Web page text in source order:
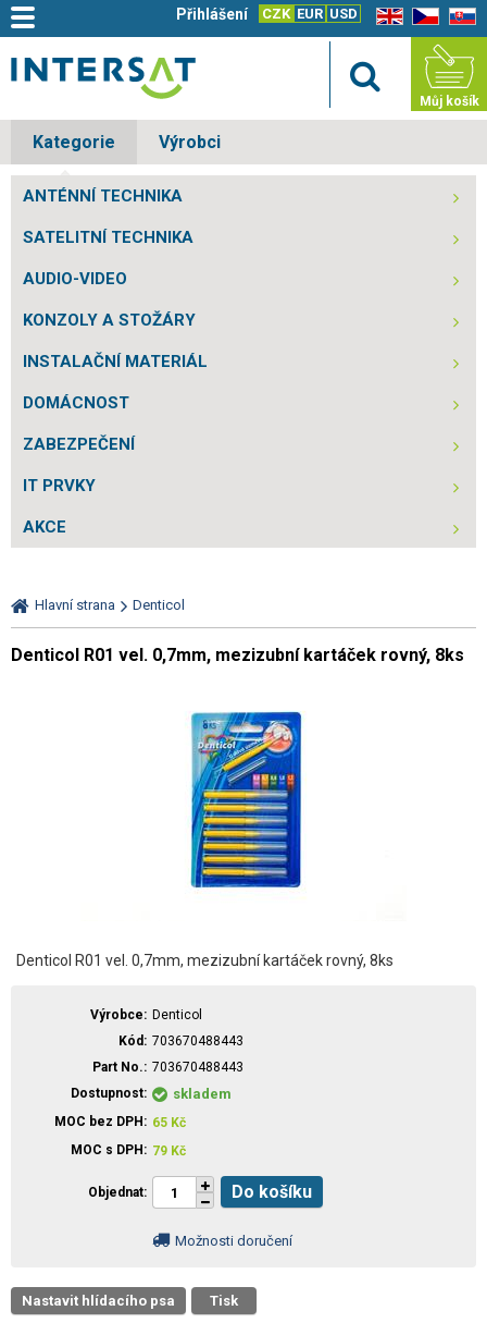
EN CZ SK
CZK EUR USD
Přihlášení
Můj košík
Kategorie Výrobci
ANTÉNNÍ TECHNIKA
SATELITNÍ TECHNIKA
AUDIO-VIDEO
KONZOLY A STOŽÁRY
INSTALAČNÍ MATERIÁL
DOMÁCNOST
ZABEZPEČENÍ
IT PRVKY
AKCE
Hlavní strana Denticol
Denticol R01 vel. 0,7mm, mezizubní kartáček rovný, 8ks
Denticol R01 vel. 0,7mm, mezizubní kartáček rovný, 8ks
Výrobce
Denticol
Kód
703670488443
Part No.
703670488443
Dostupnost
skladem
MOC bez DPH 65 Kč
MOC s DPH
79 Kč
Objednat Do košíku
Možnosti doručení
Nastavit hlídacího psa Tisk